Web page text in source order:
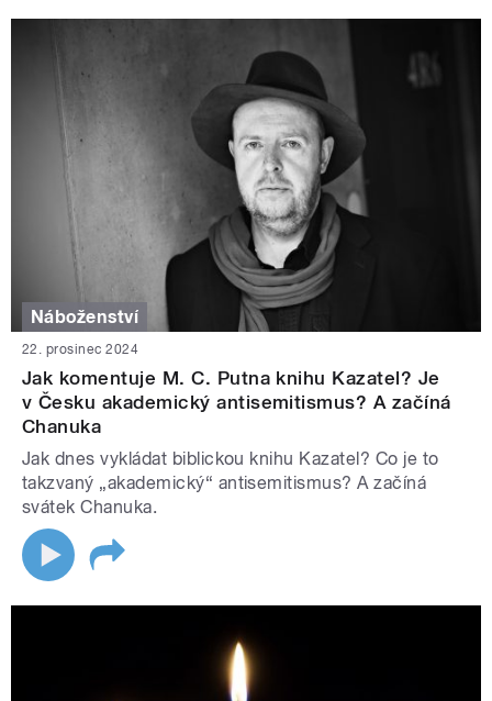
Náboženství
22. prosinec 2024
Jak komentuje M. C. Putna knihu Kazatel? Je
v Česku akademický antisemitismus? A začíná
Chanuka
Jak dnes vykládat biblickou knihu Kazatel? Co je to
takzvaný „akademický“ antisemitismus? A začíná
svátek Chanuka.